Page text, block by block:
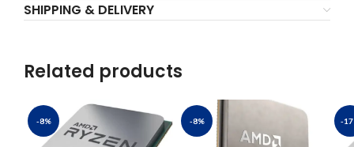
SHIPPING & DELIVERY
Related products
-8% -8% -